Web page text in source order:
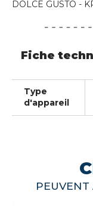
DOLCE GUSTO -
Fiche
Type
d'appareil
PEUVENT